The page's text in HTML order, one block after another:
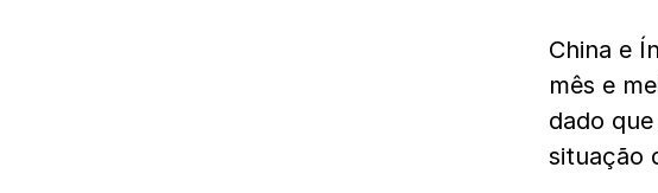
China e
mês e
dado
situação